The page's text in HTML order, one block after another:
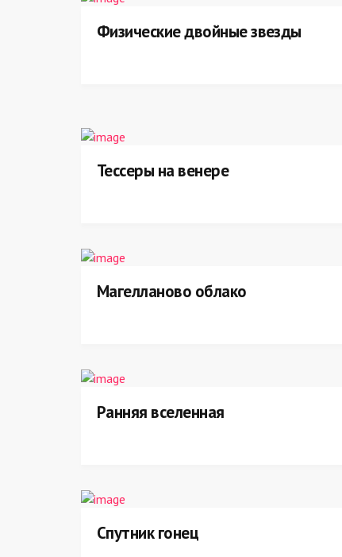
Физические двойные звезды
Тессеры на венере
Магелланово облако
Ранняя вселенная
Спутник гонец